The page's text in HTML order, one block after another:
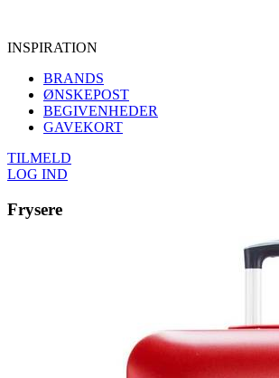
INSPIRATION
BRANDS
ØNSKEPOST
BEGIVENHEDER
GAVEKORT
TILMELD
LOG IND
Frysere